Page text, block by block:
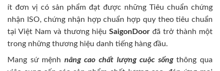
ít đơn vị có sản phẩm đạt được những Tiêu chuẩn chứng
nhận ISO, chứng nhận hợp chuẩn hợp quy theo tiêu chuẩn
tại Việt Nam và thương hiệu SaigonDoor đã trở thành một
trong những thương hiệu danh tiếng hàng đầu.
Mang sứ mệnh nâng cao chất lượng cuộc sốngthông qua